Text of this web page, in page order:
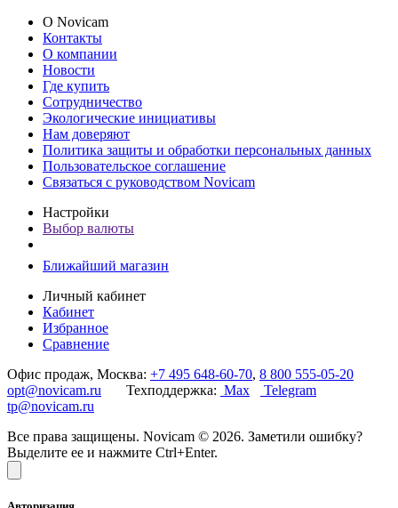
О Novicam
Контакты
О компании
Новости
Где купить
Сотрудничество
Экологические инициативы
Нам доверяют
Политика защиты и обработки персональных данных
Пользовательское соглашение
Связаться с руководством Novicam
Настройки
Выбор валюты
Ближайший магазин
Личный кабинет
Кабинет
Избранное
Сравнение
Офис продаж, Москва: +7 495 648-60-70, 8 800 555-05-20
opt@novicam.ru Техподдержка: Max
Telegram
tp@novicam.ru
Все права защищены. Novicam © 2026. Заметили ошибку?
Выделите ее и нажмите Ctrl+Enter.